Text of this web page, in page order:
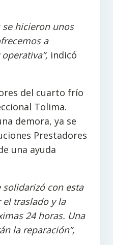
hicieron unos
a
indicó
del cuarto frío
Tolima.
demora, ya se
Prestadores
una ayuda
solidarizó con esta
traslado y la
24 horas. Una
la reparación”,